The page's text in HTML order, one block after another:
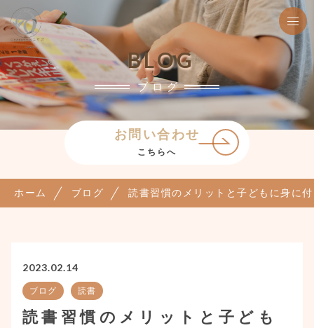
BLOG
ブログ
お問い合わせ
こちらへ
ホーム ブログ 読書習慣のメリットと子どもに身に
2023.02.14
ブログ 読書
読書習慣のメリットと子ども